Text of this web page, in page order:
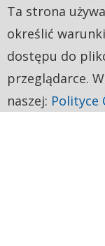
Ta strona
określić
dostępu do
przeglądarce.
naszej: Polityce